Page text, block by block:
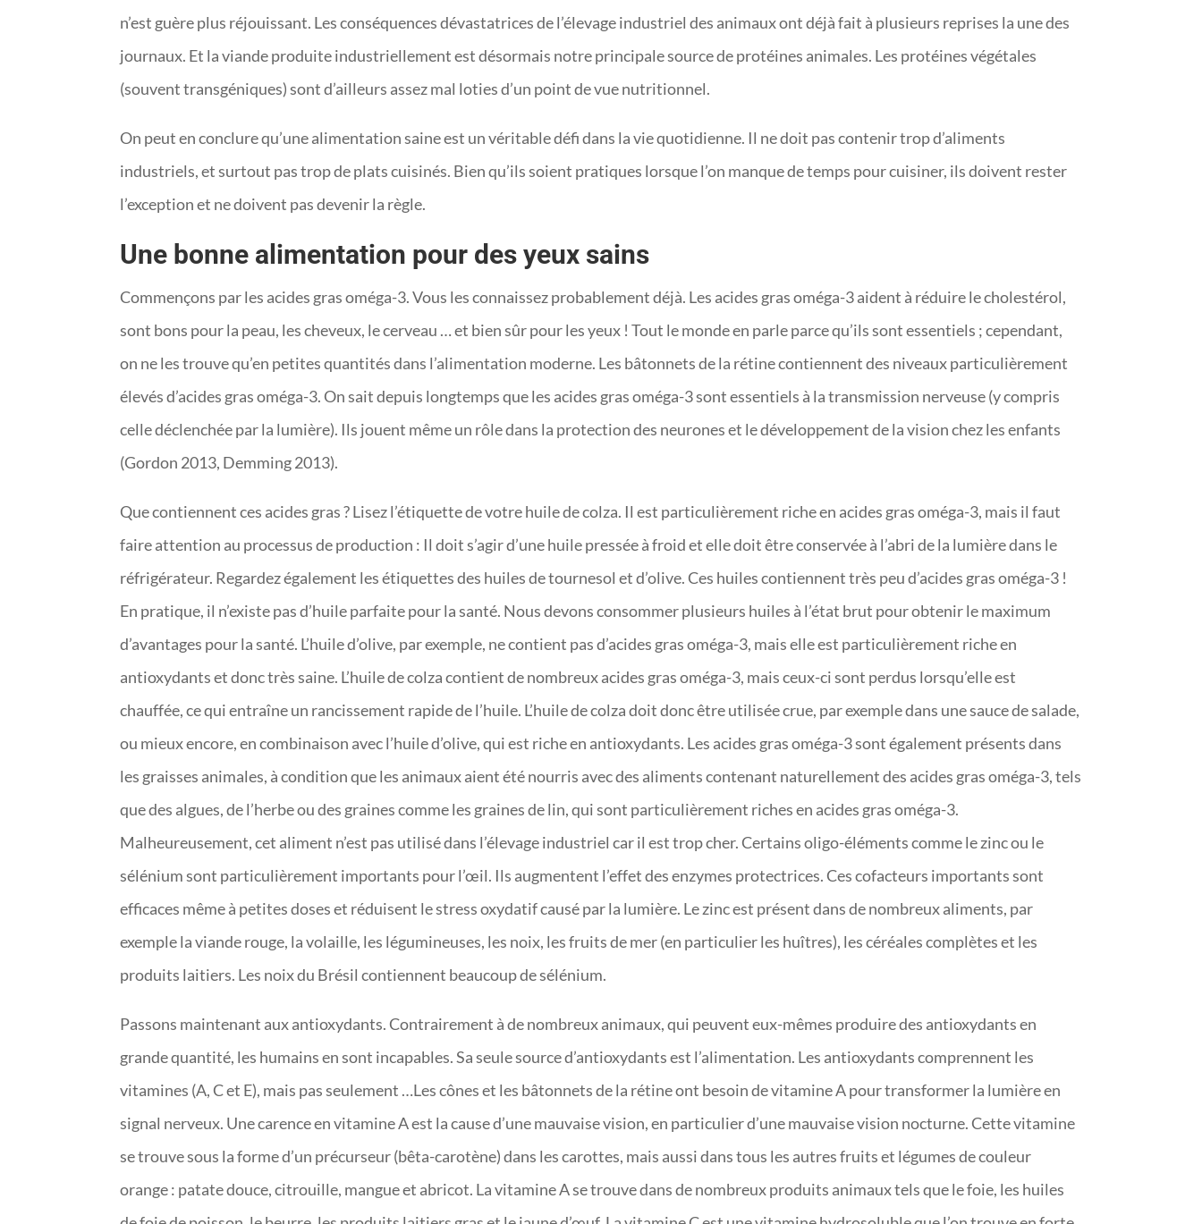
n’est guère plus réjouissant. Les conséquences dévastatrices de l’élevage industriel des animaux ont déjà fait à plusieurs reprises la une des
journaux. Et la viande produite industriellement est désormais notre principale source de protéines animales. Les protéines végétales
(souvent transgéniques) sont d’ailleurs assez mal loties d’un point de vue nutritionnel.
On peut en conclure qu’une alimentation saine est un véritable défi dans la vie quotidienne. Il ne doit pas contenir trop d’aliments
industriels, et surtout pas trop de plats cuisinés. Bien qu’ils soient pratiques lorsque l’on manque de temps pour cuisiner, ils doivent rester
l’exception et ne doivent pas devenir la règle.
Une bonne alimentation pour des yeux sains
Commençons par les acides gras oméga-3. Vous les connaissez probablement déjà. Les acides gras oméga-3 aident à réduire le cholestérol,
sont bons pour la peau, les cheveux, le cerveau … et bien sûr pour les yeux ! Tout le monde en parle parce qu’ils sont essentiels ; cependant,
on ne les trouve qu’en petites quantités dans l’alimentation moderne. Les bâtonnets de la rétine contiennent des niveaux particulièrement
élevés d’acides gras oméga-3. On sait depuis longtemps que les acides gras oméga-3 sont essentiels à la transmission nerveuse (y compris
celle déclenchée par la lumière). Ils jouent même un rôle dans la protection des neurones et le développement de la vision chez les enfants
(Gordon 2013, Demming 2013).
Que contiennent ces acides gras ? Lisez l’étiquette de votre huile de colza. Il est particulièrement riche en acides gras oméga-3, mais il faut
faire attention au processus de production : Il doit s’agir d’une huile pressée à froid et elle doit être conservée à l’abri de la lumière dans le
réfrigérateur. Regardez également les étiquettes des huiles de tournesol et d’olive. Ces huiles contiennent très peu d’acides gras oméga-3 !
En pratique, il n’existe pas d’huile parfaite pour la santé. Nous devons consommer plusieurs huiles à l’état brut pour obtenir le maximum
d’avantages pour la santé. L’huile d’olive, par exemple, ne contient pas d’acides gras oméga-3, mais elle est particulièrement riche en
antioxydants et donc très saine. L’huile de colza contient de nombreux acides gras oméga-3, mais ceux-ci sont perdus lorsqu’elle est
chauffée, ce qui entraîne un rancissement rapide de l’huile. L’huile de colza doit donc être utilisée crue, par exemple dans une sauce de salade,
ou mieux encore, en combinaison avec l’huile d’olive, qui est riche en antioxydants. Les acides gras oméga-3 sont également présents dans
les graisses animales, à condition que les animaux aient été nourris avec des aliments contenant naturellement des acides gras oméga-3, tels
que des algues, de l’herbe ou des graines comme les graines de lin, qui sont particulièrement riches en acides gras oméga-3.
Malheureusement, cet aliment n’est pas utilisé dans l’élevage industriel car il est trop cher. Certains oligo-éléments comme le zinc ou le
sélénium sont particulièrement importants pour l’œil. Ils augmentent l’effet des enzymes protectrices. Ces cofacteurs importants sont
efficaces même à petites doses et réduisent le stress oxydatif causé par la lumière. Le zinc est présent dans de nombreux aliments, par
exemple la viande rouge, la volaille, les légumineuses, les noix, les fruits de mer (en particulier les huîtres), les céréales complètes et les
produits laitiers. Les noix du Brésil contiennent beaucoup de sélénium.
Passons maintenant aux antioxydants. Contrairement à de nombreux animaux, qui peuvent eux-mêmes produire des antioxydants en
grande quantité, les humains en sont incapables. Sa seule source d’antioxydants est l’alimentation. Les antioxydants comprennent les
vitamines (A, C et E), mais pas seulement …Les cônes et les bâtonnets de la rétine ont besoin de vitamine A pour transformer la lumière en
signal nerveux. Une carence en vitamine A est la cause d’une mauvaise vision, en particulier d’une mauvaise vision nocturne. Cette vitamine
se trouve sous la forme d’un précurseur (bêta-carotène) dans les carottes, mais aussi dans tous les autres fruits et légumes de couleur
orange : patate douce, citrouille, mangue et abricot. La vitamine A se trouve dans de nombreux produits animaux tels que le foie, les huiles